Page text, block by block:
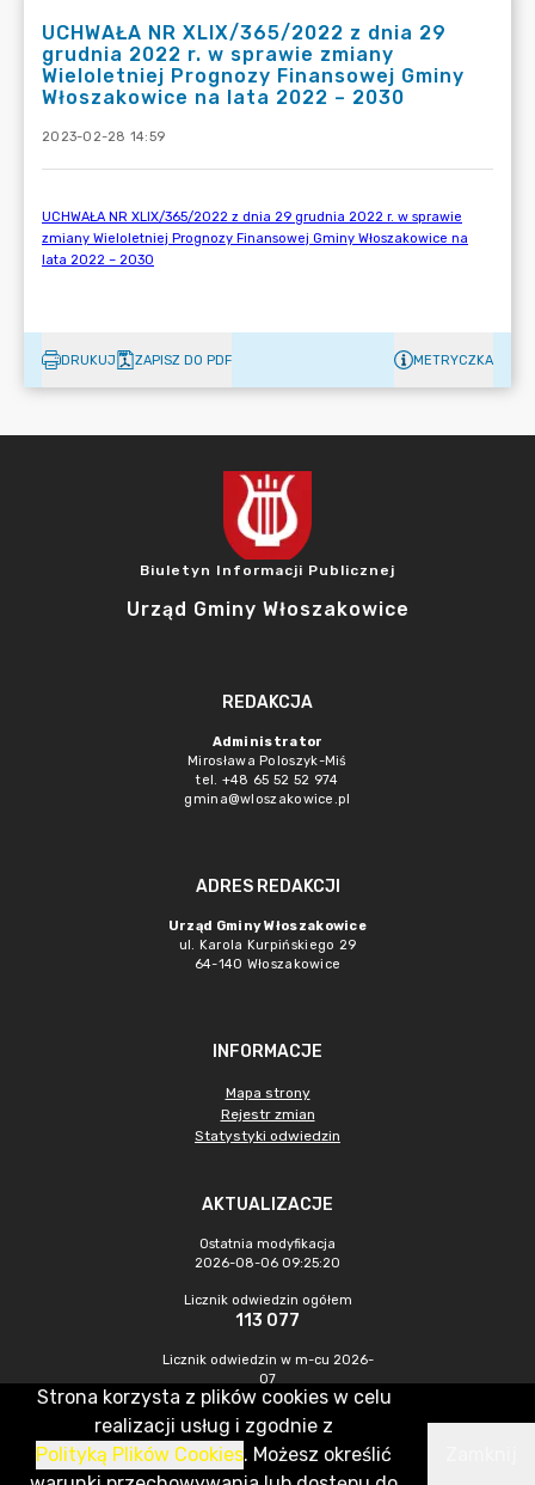
UCHWAŁA NR XLIX/365/2022 z dnia 29
grudnia 2022 r. w sprawie zmiany
Wieloletniej Prognozy Finansowej Gminy
Włoszakowice na lata 2022 – 2030
2023-02-28 14:59
DRUKUJ ZAPISZ DO PDF METRYCZKA
Biuletyn Informacji Publicznej
Urząd Gminy Włoszakowice
REDAKCJA
Administrator
Mirosława Poloszyk-Miś
tel. +48 65 52 52 974
gmina@wloszakowice.pl
ADRES REDAKCJI
Urząd Gminy Włoszakowice
ul. Karola Kurpińskiego 29
64-140 Włoszakowice
INFORMACJE
Mapa strony
Rejestr zmian
Statystyki odwiedzin
AKTUALIZACJE
Ostatnia modyfikacja
2026-08-06 09:25:20
Licznik odwiedzin ogółem
113 077
Licznik odwiedzin w m-cu 2026-
07
407
CMS & Hosting: Nefeni Sp. z o.o.
Strona korzysta z plików cookies w celu
realizacji usług i zgodnie z
Polityką Plików Cookies. Możesz określić